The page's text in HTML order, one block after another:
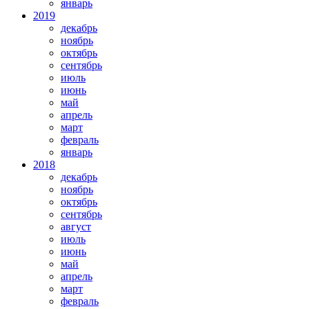
январь
2019
декабрь
ноябрь
октябрь
сентябрь
июль
июнь
май
апрель
март
февраль
январь
2018
декабрь
ноябрь
октябрь
сентябрь
август
июль
июнь
май
апрель
март
февраль